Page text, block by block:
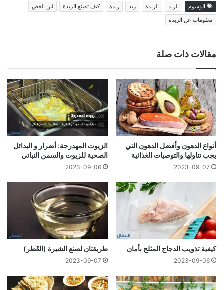
الوسوم الزبد الزبدة زبد زبدة كيف تصنع الزبدة
لبن الخض
معلومات عن الزبدة
مقالات ذات صلة
أنواع الدهون وأفضل الدهون التي
يجب تناولها والتوصيات الغذائية
2023-09-07
الزيوت المهدرجة: أضرار و البدائل
الصحية للزيوت والسمن النباتي
2023-09-06
كيفية تذويب الدجاج المثلج بأمان
2023-09-06
طريقتان لصنع الشيرة (القَطر)
2023-09-07